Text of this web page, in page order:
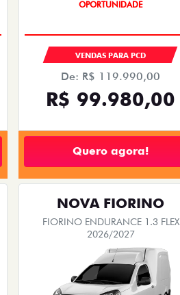
OPORTUNIDADE
VENDAS PARA PCD
De: R$ 119.990,00
R$ 99.980,00
Quero agora!
NOVA FIORINO
FIORINO ENDURANCE 1.3 FLEX
2026/2027